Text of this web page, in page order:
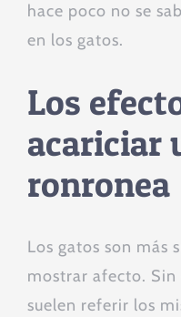
hace poco no se
en los gatos.
Los
acariciar
ronronea
Los gatos son más
mostrar afecto. Sin
suelen referir los